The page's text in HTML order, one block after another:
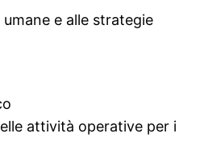
e alle strategie
attività operative per i